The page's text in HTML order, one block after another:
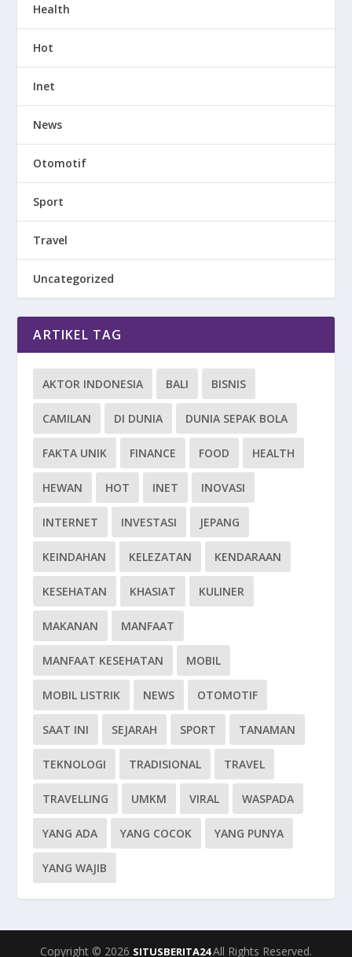
Health
Hot
Inet
News
Otomotif
Sport
Travel
Uncategorized
ARTIKEL TAG
AKTOR INDONESIA BALI BISNIS
CAMILAN DI DUNIA DUNIA SEPAK BOLA
FAKTA UNIK FINANCE FOOD HEALTH
HEWAN HOT INET INOVASI
INTERNET INVESTASI JEPANG
KEINDAHAN KELEZATAN KENDARAAN
KESEHATAN KHASIAT KULINER
MAKANAN MANFAAT
MANFAAT KESEHATAN MOBIL
MOBIL LISTRIK NEWS OTOMOTIF
SAAT INI SEJARAH SPORT TANAMAN
TEKNOLOGI TRADISIONAL TRAVEL
TRAVELLING UMKM VIRAL WASPADA
YANG ADA YANG COCOK YANG PUNYA
YANG WAJIB
Copyright © 2026 SITUSBERITA24All Rights Reserved.